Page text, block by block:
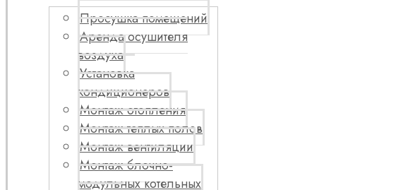
Просушка помещений
Аренда осушителя
воздуха
Установка
кондиционеров
Монтаж отопления
Монтаж теплых полов
Монтаж вентиляции
Монтаж блочно-
модульных котельных